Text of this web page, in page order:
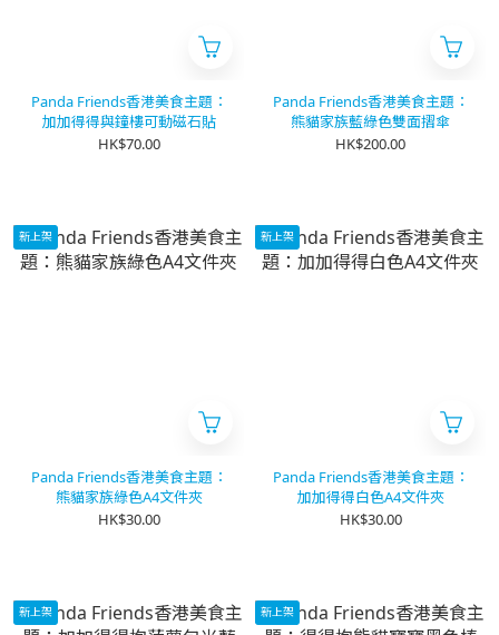
Panda Friends香港美食主題：
加加得得與鐘樓可動磁石貼
HK$70.00
Panda Friends香港美食主題：
熊貓家族藍綠色雙面摺傘
HK$200.00
新上架
Panda Friends香港美食主題：
熊貓家族綠色A4文件夾
HK$30.00
新上架
Panda Friends香港美食主題：
加加得得白色A4文件夾
HK$30.00
新上架 新上架